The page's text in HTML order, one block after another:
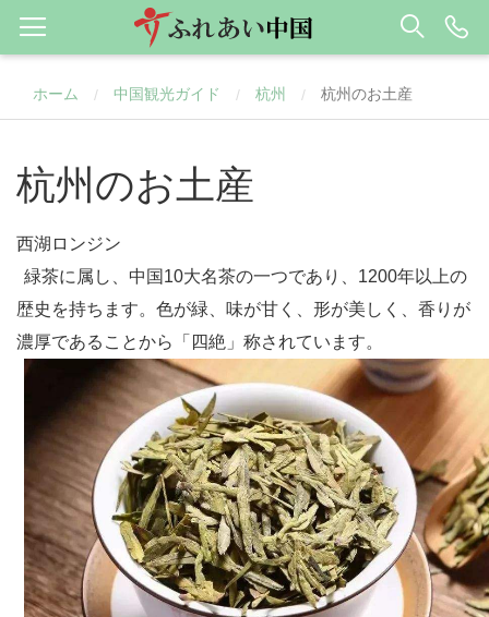
ホーム / 中国観光ガイド / 杭州 / 杭州のお土産
杭州のお土産
西湖ロンジン
緑茶に属し、中国 10大名茶の一つであり、 1200年以上の
歴史を持ちます。色が緑、味が甘く、形が美しく、香りが
濃厚であることから「四絶」称されています。